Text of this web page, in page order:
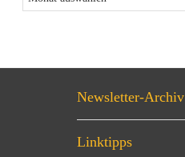
Newsletter-Archiv
Linktipps